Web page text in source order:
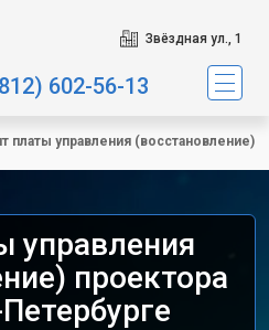
Звёздная ул., 1
602-56-13
платы управления (восстановление)
управления
проектора